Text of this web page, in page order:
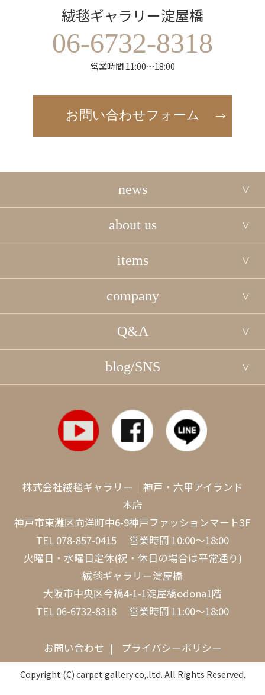
絨毯ギャラリー淀屋橋
06-6732-8318
営業時間 11:00～18:00
お問い合わせフォーム
news
about us
items
company
Q&A
blog/SNS
株式会社絨毯ギャラリー｜神戸・六甲アイランド
本店
神戸市東灘区向洋町中6-9神戸ファッションマート3F
TEL 078-857-0415 営業時間 10:00～18:00
火曜日・水曜日定休(祝・休日の場合は平常通り)
絨毯ギャラリー淀屋橋
大阪市中央区今橋4-1-1淀屋橋odona1階
TEL 06-6732-8318 営業時間 11:00～18:00
お問い合わせ プライバシーポリシー
Copyright (C) carpet gallery co,.ltd. All Rights Reserved.